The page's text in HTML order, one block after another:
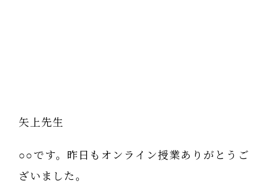
矢上先生
○○です。昨日もオンライン授業ありがとうご
ざいました。